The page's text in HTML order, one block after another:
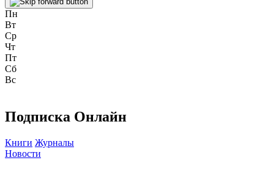
Пн
Вт
Ср
Чт
Пт
Сб
Вс
Подписка Онлайн
Книги Журналы
Новости